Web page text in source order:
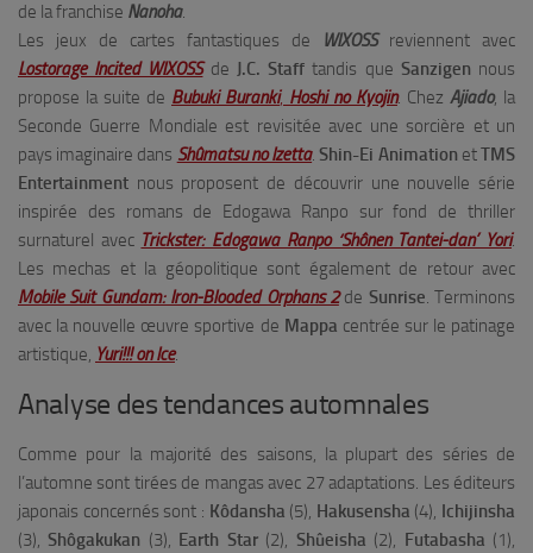
de la franchise Nanoha.
Les jeux de cartes fantastiques de
WIXOSS
reviennent avec
Lostorage Incited WIXOSSde J.C. Staff tandis que Sanzigen nous
propose la suite de Bubuki Buranki, Hoshi no Kyojin. Chez Ajiado, la
Seconde Guerre Mondiale est revisitée avec une sorcière et un
pays imaginaire dans Shûmatsu no Izetta.Shin-Ei Animation etTMS
Entertainment nous proposent de découvrir une nouvelle série
inspirée des romans de Edogawa Ranpo sur fond de thriller
surnaturel avec Trickster: Edogawa Ranpo ‘Shônen Tantei-dan’ Yori.
Les mechas et la géopolitique sont également de retour avec
Mobile Suit Gundam: Iron-Blooded Orphans 2de Sunrise. Terminons
avec la nouvelle œuvre sportive de Mappa centrée sur le patinage
artistique, Yuri!!! on Ice.
Analyse des tendances automnales
Comme pour la majorité des saisons, la plupart des séries de
l’automne sont tirées de mangas avec 27 adaptations. Les éditeurs
japonais concernés sont : Kôdansha (5), Hakusensha (4), Ichijinsha
(3),Shôgakukan (3), Earth Star(2), Shûeisha (2), Futabasha (1),